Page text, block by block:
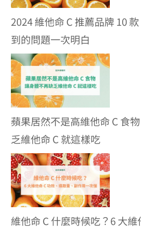
2024 維他命 C 推薦品牌 10
到的問題一次明白
蘋果居然不是高維他命 C 食
乏維他命 C 就這樣吃
維他命 C 什麼時候吃？6 大